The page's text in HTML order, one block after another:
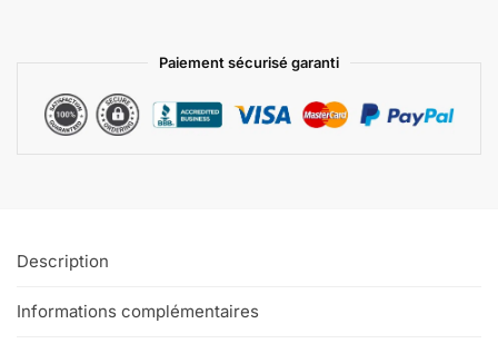
Paiement sécurisé garanti
Description
Informations complémentaires